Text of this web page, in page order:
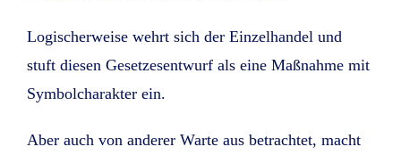
Logischerweise wehrt sich der Einzelhandel und
stuft diesen Gesetzesentwurf als eine Maßnahme mit
Symbolcharakter ein.
Aber auch von anderer Warte aus betrachtet, macht